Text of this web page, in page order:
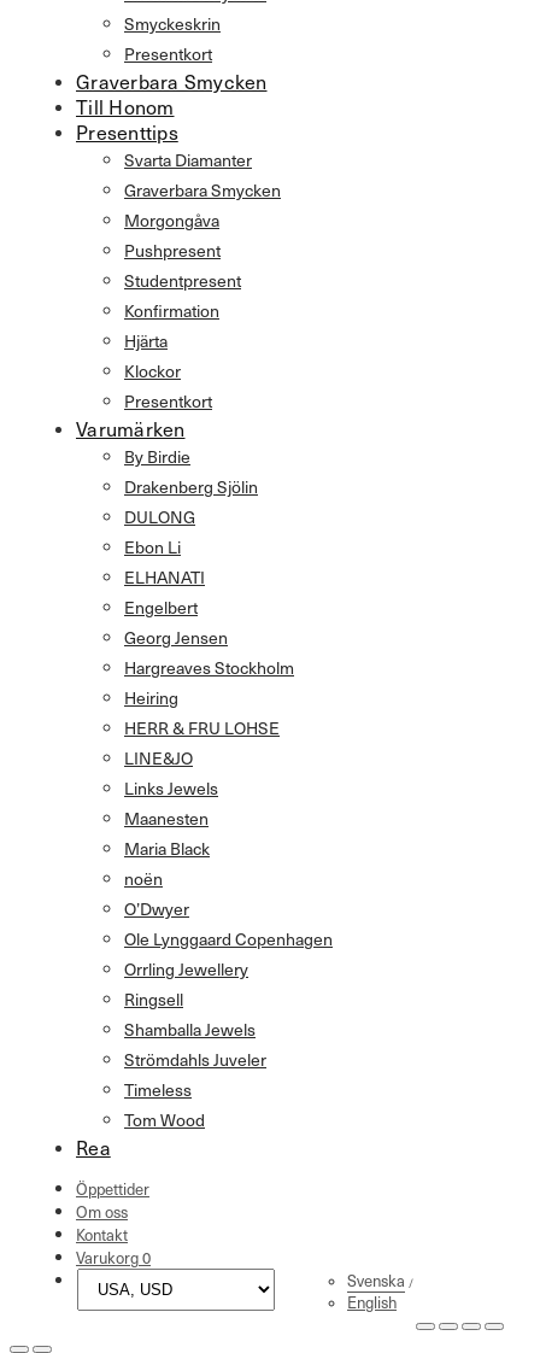
Smyckeskrin
Presentkort
Graverbara Smycken
Till Honom
Presenttips
Svarta Diamanter
Graverbara Smycken
Morgongåva
Pushpresent
Studentpresent
Konfirmation
Hjärta
Klockor
Presentkort
Varumärken
By Birdie
Drakenberg Sjölin
DULONG
Ebon Li
ELHANATI
Engelbert
Georg Jensen
Hargreaves Stockholm
Heiring
HERR & FRU LOHSE
LINE&JO
Links Jewels
Maanesten
Maria Black
noën
O’Dwyer
Ole Lynggaard Copenhagen
Orrling Jewellery
Ringsell
Shamballa Jewels
Strömdahls Juveler
Timeless
Tom Wood
Rea
Öppettider
Om oss
Kontakt
Varukorg0
Svenska
English